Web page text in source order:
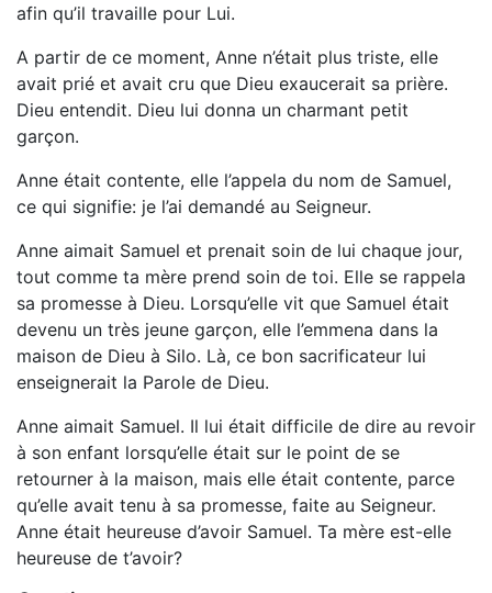
afin qu’il travaille pour Lui.
A partir de ce moment, Anne n’était plus triste, elle
avait prié et avait cru que Dieu exaucerait sa prière.
Dieu entendit. Dieu lui donna un charmant petit
garçon.
Anne était contente, elle l’appela du nom de Samuel,
ce qui signifie: je l’ai demandé au Seigneur.
Anne aimait Samuel et prenait soin de lui chaque jour,
tout comme ta mère prend soin de toi. Elle se rappela
sa promesse à Dieu. Lorsqu’elle vit que Samuel était
devenu un très jeune garçon, elle l’emmena dans la
maison de Dieu à Silo. Là, ce bon sacrificateur lui
enseignerait la Parole de Dieu.
Anne aimait Samuel. Il lui était difficile de dire au revoir
à son enfant lorsqu’elle était sur le point de se
retourner à la maison, mais elle était contente, parce
qu’elle avait tenu à sa promesse, faite au Seigneur.
Anne était heureuse d’avoir Samuel. Ta mère est-elle
heureuse de t’avoir?